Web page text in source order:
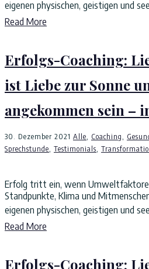
eigenen physischen, geistigen und
Read More
Erfolgs-Coaching:
ist Liebe zur Sonne
angekommen sein –
30. Dezember 2021 Alle, Coaching,
Sprechstunde, Testimonials,
Erfolg tritt ein, wenn
Standpunkte, Klima und
eigenen physischen, geistigen und
Read More
Erfolgs-Coaching: